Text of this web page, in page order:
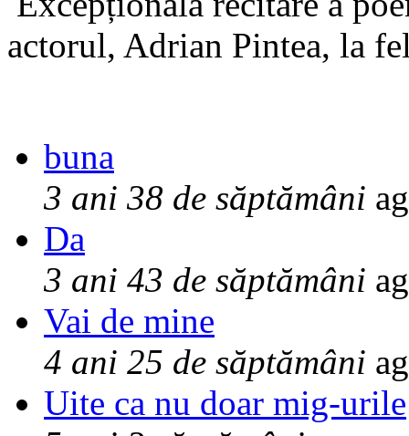
actorul, Adrian Pintea, la
buna
3 ani 38 de săptămâni
Da
3 ani 43 de săptămâni
Vai de mine
4 ani 25 de săptămâni
Uite ca nu doar mig-urile